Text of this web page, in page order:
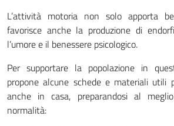
L’attività motoria non solo apporta
favorisce anche la produzione di
l’umore e il benessere psicologico.
Per supportare la popolazione in
propone alcune schede e materiali utili
anche in casa, preparandosi al
normalità: